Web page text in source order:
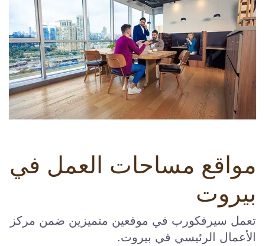
مواقع مساحات العمل في
بيروت
تعمل سيرفكورب في موقعين متميزين ضمن مركز
الأعمال الرئيسي في بيروت.